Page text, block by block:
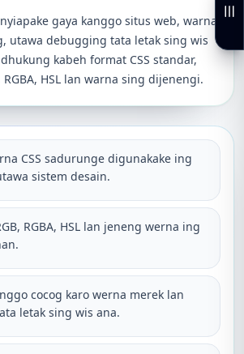
gaya kanggo situs web, warna
utawa debugging tata letak sing wis
kabeh format CSS standar,
RGBA, HSL lan warna sing dijenengi.
CSS sadurunge digunakake ing
sistem desain.
RGBA, HSL lan jeneng werna ing
cocog karo werna merek lan
letak sing wis ana.